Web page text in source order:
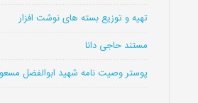
تهیه و توزیع بسته های نوشت افزار
مستند حاجی دانا
پوستر وصیت نامه شهید ابوالفضل